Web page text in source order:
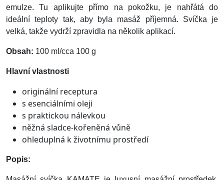
emulze. Tu aplikujte přímo na pokožku, je nahřátá do
ideální teploty tak, aby byla masáž příjemná. Svíčka je
velká, takže vydrží zpravidla na několik aplikací.
Obsah: 100 ml/cca 100 g
Hlavní vlastnosti
originální receptura
s esenciálními oleji
s praktickou nálevkou
něžná sladce-kořeněná vůně
ohleduplná k životnímu prostředí
Popis: